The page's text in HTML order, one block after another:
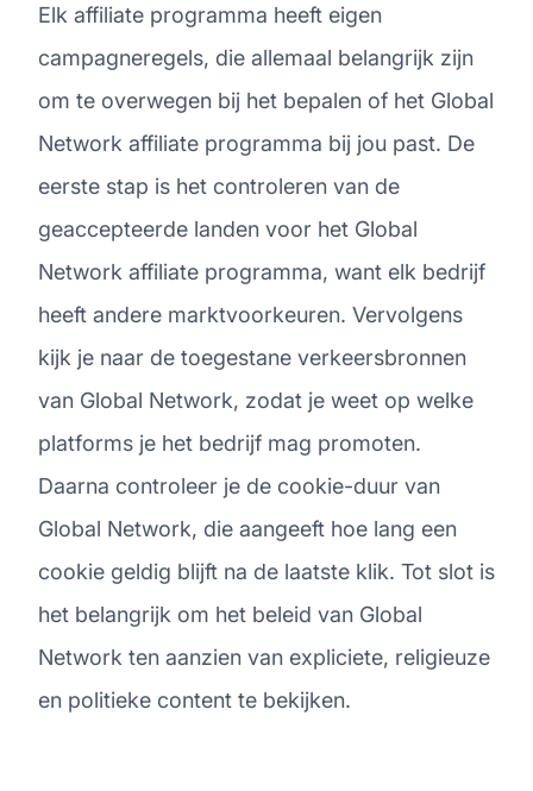
Elk affiliate programma heeft eigen
campagneregels, die allemaal belangrijk zijn
om te overwegen bij het bepalen of het Global
Network affiliate programma bij jou past. De
eerste stap is het controleren van de
geaccepteerde landen voor het Global
Network affiliate programma, want elk bedrijf
heeft andere marktvoorkeuren. Vervolgens
kijk je naar de toegestane verkeersbronnen
van Global Network, zodat je weet op welke
platforms je het bedrijf mag promoten.
Daarna controleer je de cookie-duur van
Global Network, die aangeeft hoe lang een
cookie geldig blijft na de laatste klik. Tot slot is
het belangrijk om het beleid van Global
Network ten aanzien van expliciete, religieuze
en politieke content te bekijken.